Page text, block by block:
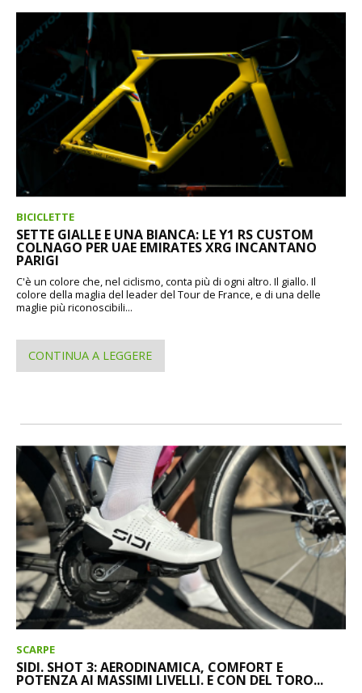
BICICLETTE
SETTE GIALLE E UNA BIANCA: LE Y1 RS CUSTOM
COLNAGO PER UAE EMIRATES XRG INCANTANO
PARIGI
C'è un colore che, nel ciclismo, conta più di ogni altro. Il giallo. Il
colore della maglia del leader del Tour de France, e di una delle
maglie più riconoscibili...
CONTINUA A LEGGERE
SCARPE
SIDI. SHOT 3: AERODINAMICA, COMFORT E
POTENZA AI MASSIMI LIVELLI. E CON DEL TORO...